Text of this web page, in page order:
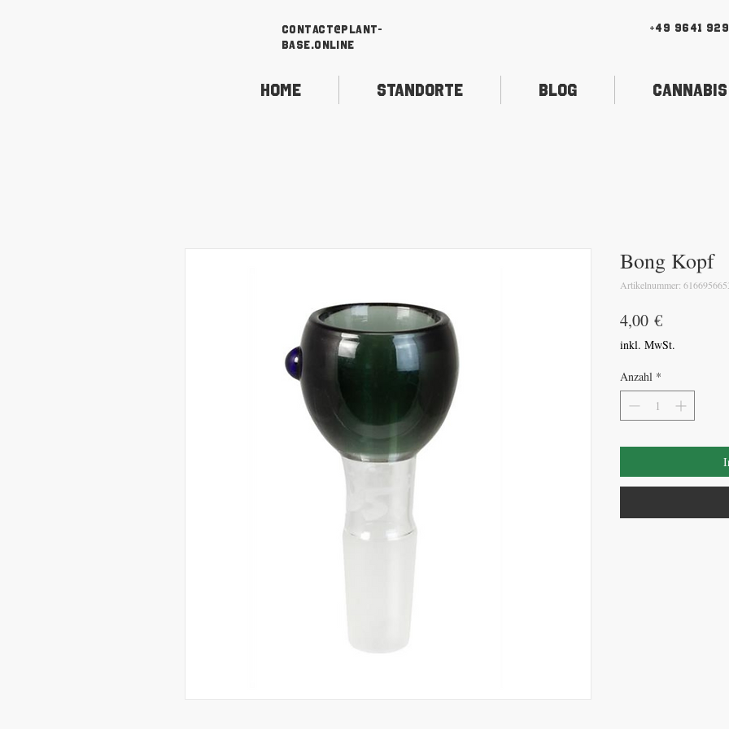
contact@plant-
base.online
+49 9641
Home Standorte Blog
Bong Kopf
Artikelnummer:
4,00 €Preis
inkl. MwSt.
Anzahl *